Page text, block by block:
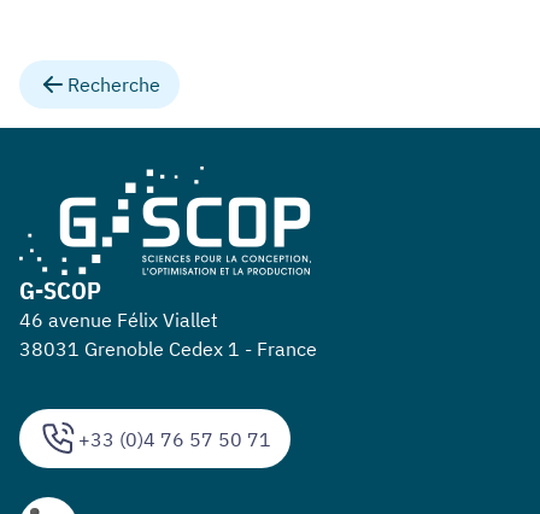
Recherche
+33 (0)4 76 57 50 71
G-SCOP
46 avenue Félix Viallet
38031 Grenoble Cedex 1 - France